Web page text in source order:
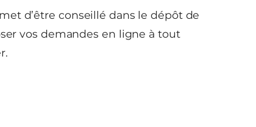
d’être conseillé dans le dépôt de
vos demandes en ligne à tout